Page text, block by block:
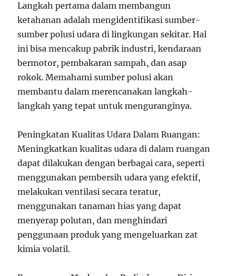
Langkah pertama dalam membangun
ketahanan adalah mengidentifikasi sumber-
sumber polusi udara di lingkungan sekitar. Hal
ini bisa mencakup pabrik industri, kendaraan
bermotor, pembakaran sampah, dan asap
rokok. Memahami sumber polusi akan
membantu dalam merencanakan langkah-
langkah yang tepat untuk menguranginya.
Peningkatan Kualitas Udara Dalam Ruangan:
Meningkatkan kualitas udara di dalam ruangan
dapat dilakukan dengan berbagai cara, seperti
menggunakan pembersih udara yang efektif,
melakukan ventilasi secara teratur,
menggunakan tanaman hias yang dapat
menyerap polutan, dan menghindari
penggunaan produk yang mengeluarkan zat
kimia volatil.